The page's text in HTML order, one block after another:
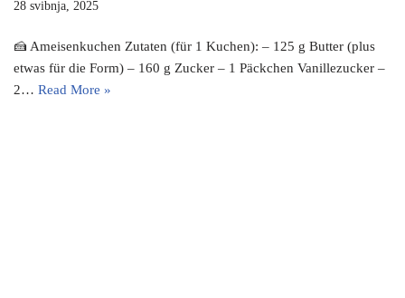
28 svibnja, 2025
🍰 Ameisenkuchen Zutaten (für 1 Kuchen): – 125 g Butter (plus
etwas für die Form) – 160 g Zucker – 1 Päckchen Vanillezucker –
2… Read More »